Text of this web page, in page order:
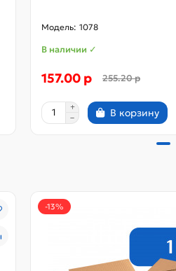
1078
В наличии ✓
157.00 р 255.20 р
В корзину
-13%